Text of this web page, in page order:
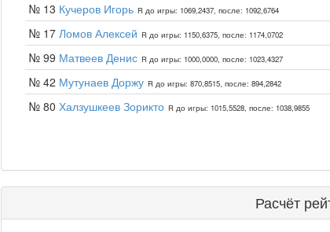
№ 13 Кучеров Игорь R до игры: 1069,2437, после: 1092,6764
№ 17 Ломов Алексей R до игры: 1150,6375, после: 1174,0702
№ 99 Матвеев Денис R до игры: 1000,0000, после: 1023,4327
№ 42 Мутунаев Доржу R до игры: 870,8515, после: 894,2842
№ 80 Халзушкеев Зорикто R до игры: 1015,5528, после: 1038,9855
Расчёт